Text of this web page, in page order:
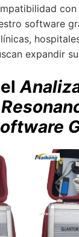
software
expandir